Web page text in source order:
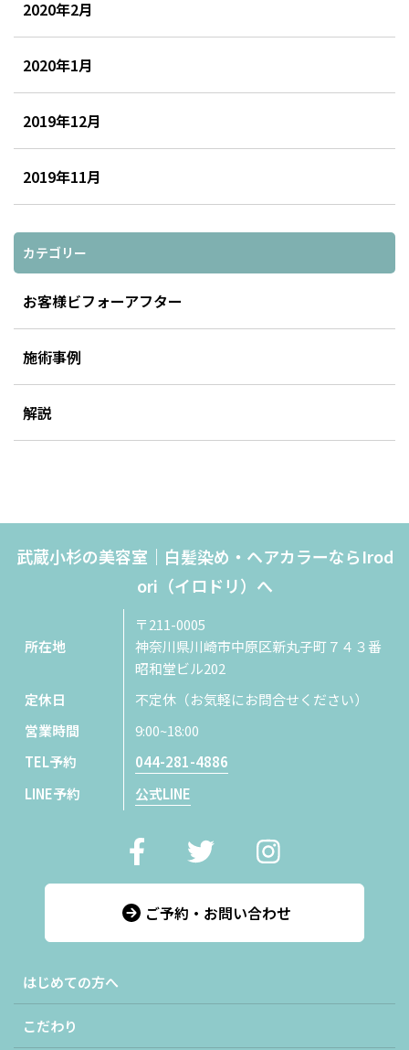
2020年2月
2020年1月
2019年12月
2019年11月
カテゴリー
お客様ビフォーアフター
施術事例
解説
武蔵小杉の美容室｜白髪染め・ヘアカラーならIrod
ori（イロドリ）へ
所在地
〒211-0005
神奈川県川崎市中原区新丸子町７４３番
昭和堂ビル202
定休日
不定休（お気軽にお問合せください）
営業時間
9:00~18:00
TEL予約
044-281-4886
LINE予約
公式LINE
ご予約・お問い合わせ
はじめての方へ
こだわり